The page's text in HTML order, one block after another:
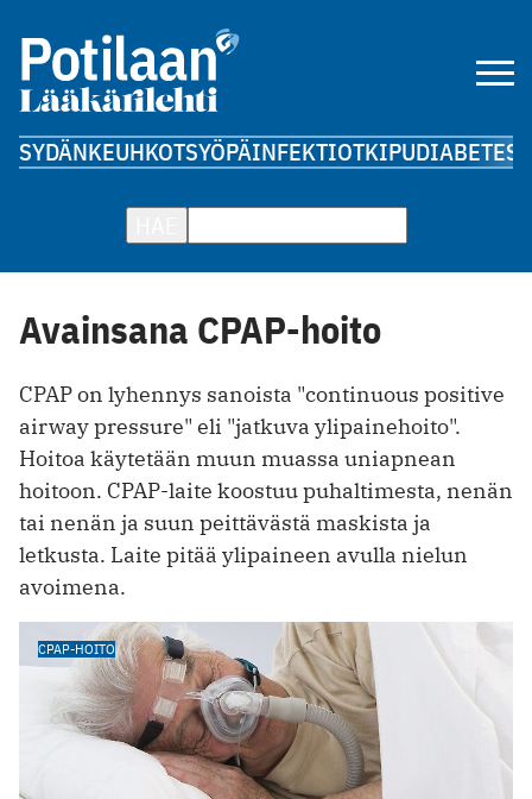
SYDÄNKEUHKOTSYÖPÄINFEKTIOTKIPUDIABETES
Avainsana CPAP-hoito
CPAP on lyhennys sanoista "continuous positive
airway pressure" eli "jatkuva ylipainehoito".
Hoitoa käytetään muun muassa uniapnean
hoitoon. CPAP-laite koostuu puhaltimesta, nenän
tai nenän ja suun peittävästä maskista ja
letkusta. Laite pitää ylipaineen avulla nielun
avoimena.
CPAP-HOITO